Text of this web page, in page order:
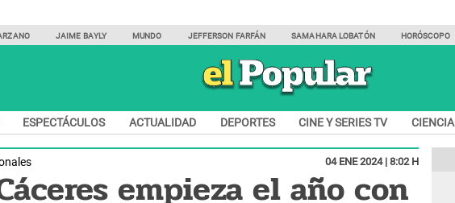
JAIME BAYLY MUNDO JEFFERSON FARFÁN SAMAHARA LOBATÓN HORÓSCOPO
ESPECTÁCULOS ACTUALIDAD DEPORTES CINE Y SERIES TV CIENCIA
04 ENE 2024 | 8:02 H
empieza el año con